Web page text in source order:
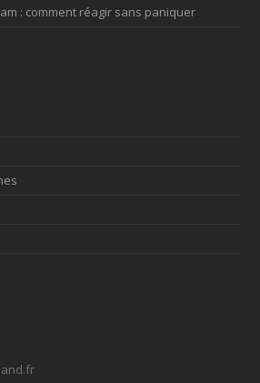
: comment réagir sans paniquer